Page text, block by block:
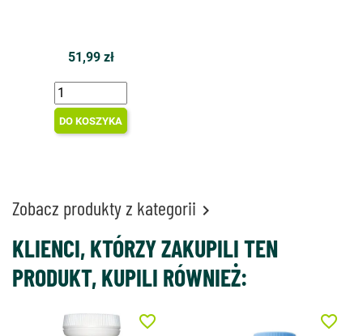
51,99 zł
DO KOSZYKA
Zobacz produkty z kategorii 
KLIENCI, KTÓRZY ZAKUPILI TEN
PRODUKT, KUPILI RÓWNIEŻ:
favorite_border favorite_border